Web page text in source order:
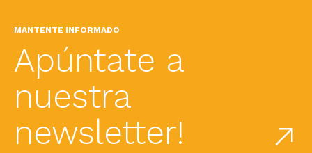
MANTENTE INFORMADO
Apúntate a
nuestra
newsletter!